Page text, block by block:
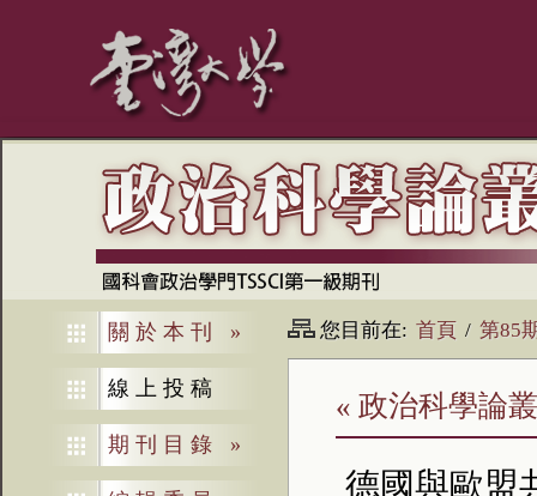
關於本刊 »
線上投稿
期刊目錄 »
您目前在: 首頁 / 第85
« 政治科學論
德國與歐盟